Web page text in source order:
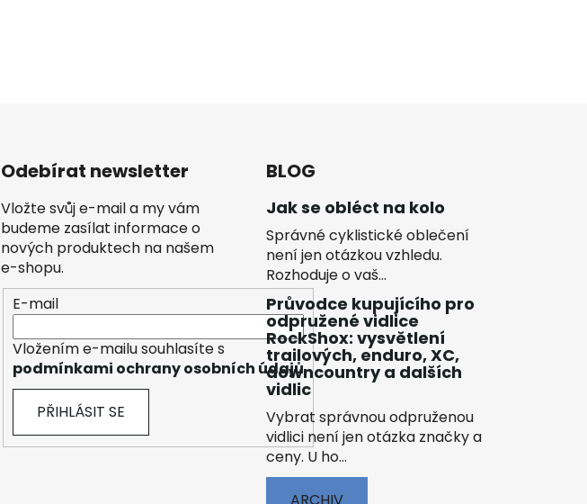
Odebírat newsletter
Vložte svůj e-mail a my vám
budeme zasílat informace o
nových produktech na našem
e-shopu.
E-mail
Vložením e-mailu souhlasíte s
podmínkami ochrany osobních údajů
PŘIHLÁSIT SE
BLOG
Jak se obléct na kolo
Správné cyklistické oblečení
není jen otázkou vzhledu.
Rozhoduje o vaš...
Průvodce kupujícího pro
odpružené vidlice
RockShox: vysvětlení
trailových, enduro, XC,
downcountry a dalších
vidlic
Vybrat správnou odpruženou
vidlici není jen otázka značky a
ceny. U ho...